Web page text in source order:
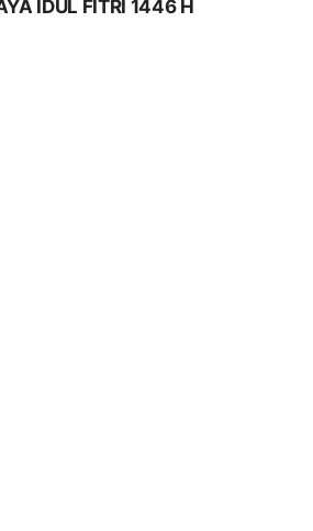
IDUL FITRI 1446 H